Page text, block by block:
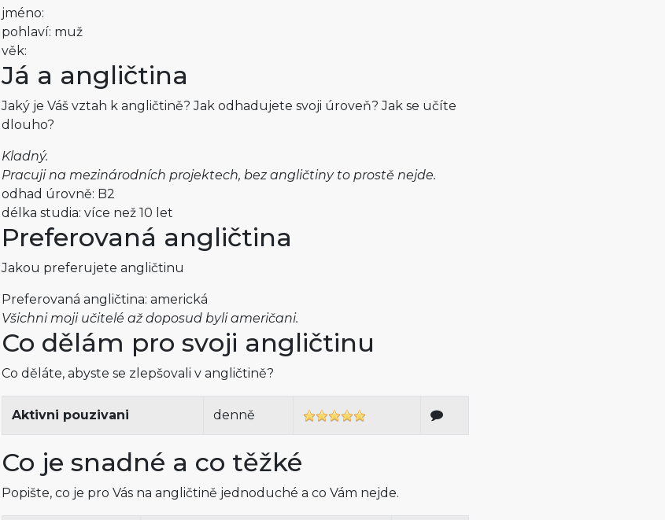
jméno:
pohlaví: muž
věk:
Já a angličtina
Jaký je Váš vztah k angličtině? Jak odhadujete svoji úroveň? Jak se učíte
dlouho?
Kladný.
Pracuji na mezinárodních projektech, bez angličtiny to prostě nejde.
odhad úrovně: B2
délka studia: více než 10 let
Preferovaná angličtina
Jakou preferujete angličtinu
Preferovaná angličtina: americká
Všichni moji učitelé až doposud byli američani.
Co dělám pro svoji angličtinu
Co děláte, abyste se zlepšovali v angličtině?
Aktivni pouzivani denně
Co je snadné a co těžké
Popište, co je pro Vás na angličtině jednoduché a co Vám nejde.